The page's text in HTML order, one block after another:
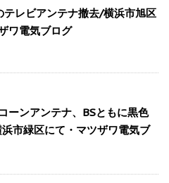
テレビアンテナ撤去/横浜市旭区
ワ電気ブログ
ーンアンテナ、BSともに黒色
市緑区にて・マツザワ電気ブ